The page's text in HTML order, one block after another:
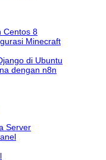
Centos 8
Minecraft
di Ubuntu
dengan n8n
Server